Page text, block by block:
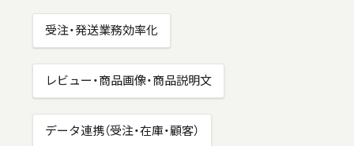
受注・発送業務効率化
レビュー・商品画像・商品説明文
データ連携（受注・在庫・顧客）